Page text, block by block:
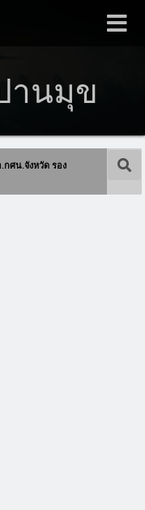
านมุข
ศน.จังหวัด รอง